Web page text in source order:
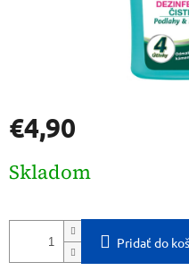
€4,90
cena:
Skladom
Pridať do